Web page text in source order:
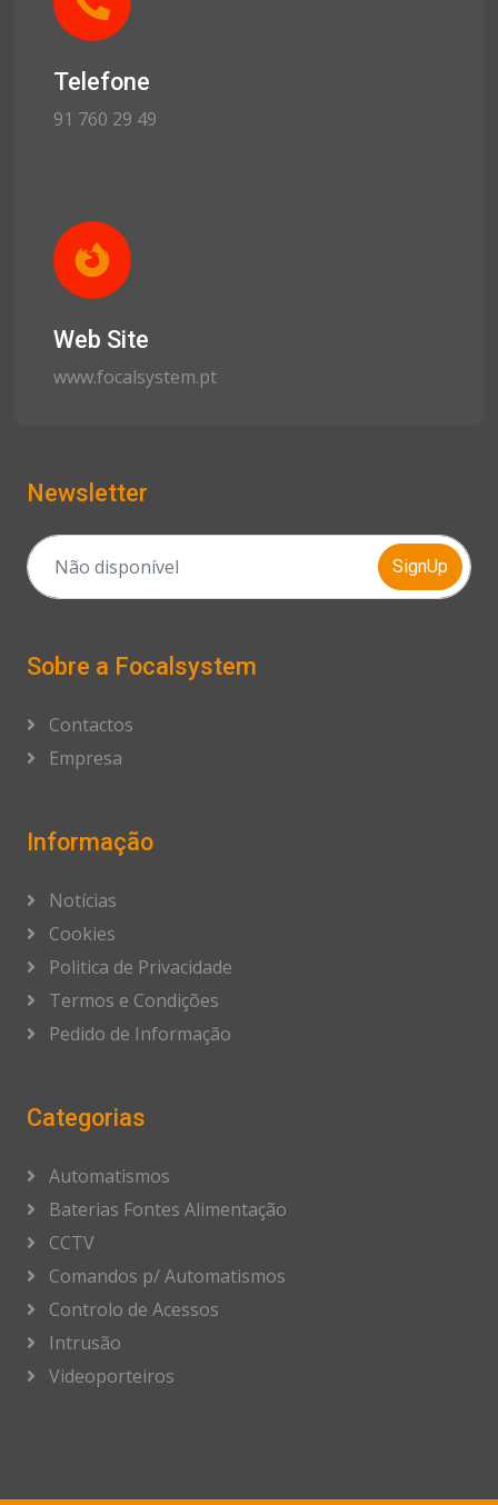
Telefone
91 760 29 49
Web Site
www.focalsystem.pt
Newsletter
SignUp
Sobre a Focalsystem
Contactos
Empresa
Informação
Notícias
Cookies
Politica de Privacidade
Termos e Condições
Pedido de Informação
Categorias
Automatismos
Baterias Fontes Alimentação
CCTV
Comandos p/ Automatismos
Controlo de Acessos
Intrusão
Videoporteiros